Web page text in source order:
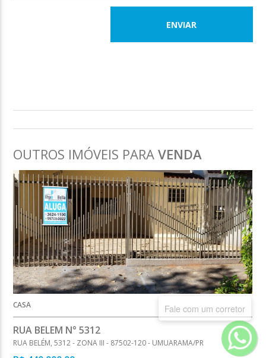
Fale com um corretor
ENVIAR
OUTROS IMÓVEIS PARAVENDA
CASA
RUA BELEM N° 5312
RUA BELÉM, 5312 - ZONA III - 87502-120 - UMUARAMA/PR